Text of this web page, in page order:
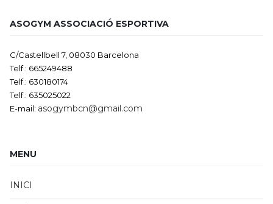
ASOGYM ASSOCIACIÓ ESPORTIVA
C/Castellbell 7, 08030 Barcelona
Telf.: 665249488
Telf.: 630180174
Telf.: 635025022
E-mail: asogymbcn@gmail.com
MENU
INICI